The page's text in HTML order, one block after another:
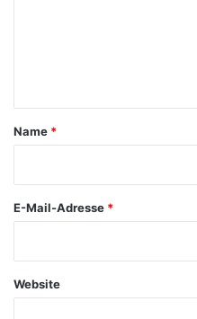
a
Name *
E-Mail-Adresse *
Website